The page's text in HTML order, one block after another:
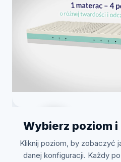
Zobacz jak to zrobić
Wybierz poziom
Kliknij poziom, by zobaczyć
danej konfiguracji. Każdy